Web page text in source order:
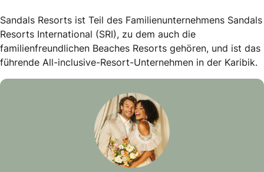
Sandals Resorts ist Teil des Familienunternehmens Sandals
Resorts International (SRI), zu dem auch die
familienfreundlichen Beaches Resorts gehören, und ist das
führende All-inclusive-Resort-Unternehmen in der Karibik.